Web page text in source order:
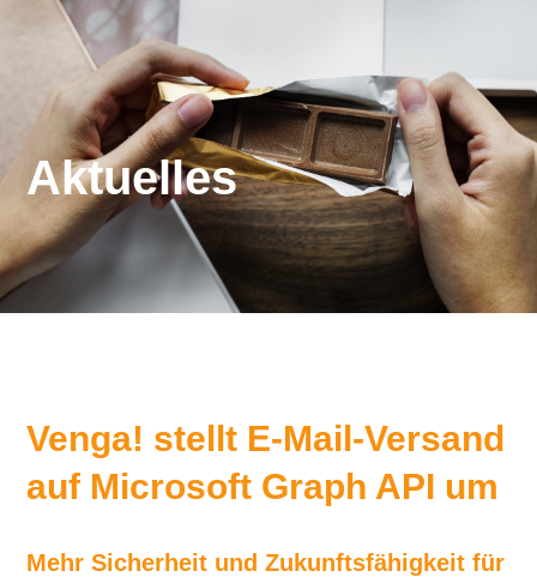
Aktuelles
Venga! stellt E-Mail-Versand
auf Microsoft Graph API um
Mehr Sicherheit und Zukunftsfähigkeit für